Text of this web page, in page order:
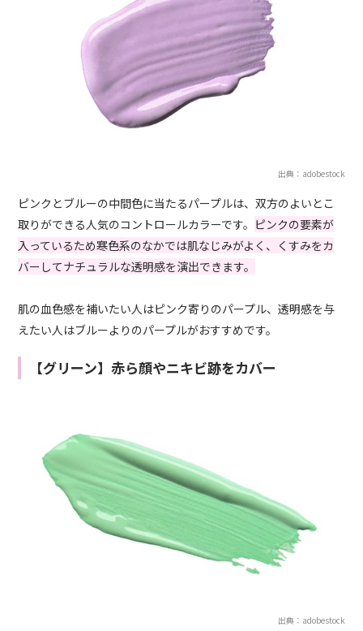
出典：adobestock
ピンクとブルーの中間色に当たるパープルは、双方のよいとこ
取りができる人気のコントロールカラーです。 ピンクの要素が
入っているため寒色系のなかでは肌なじみがよく、くすみをカ
バーしてナチュラルな透明感を演出できます。
肌の血色感を補いたい人はピンク寄りのパープル、透明感を与
えたい人はブルーよりのパープルがおすすめです。
【グリーン】赤ら顔やニキビ跡をカバー
出典：adobestock